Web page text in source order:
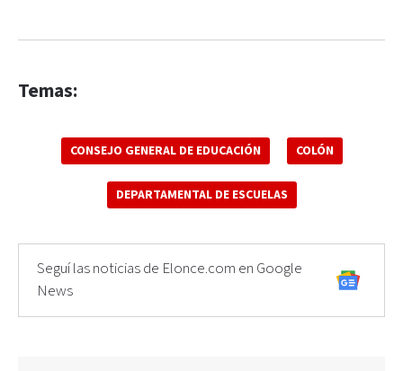
Temas:
CONSEJO GENERAL DE EDUCACIÓN COLÓN
DEPARTAMENTAL DE ESCUELAS
Seguí las noticias de Elonce.com en Google
News